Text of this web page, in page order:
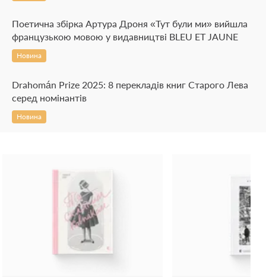
Поетична збірка Артура Дроня «Тут були ми» вийшла
французькою мовою у видавництві BLEU ET JAUNE
Новина
Drahomán Prize 2025: 8 перекладів книг Старого Лева
серед номінантів
Новина